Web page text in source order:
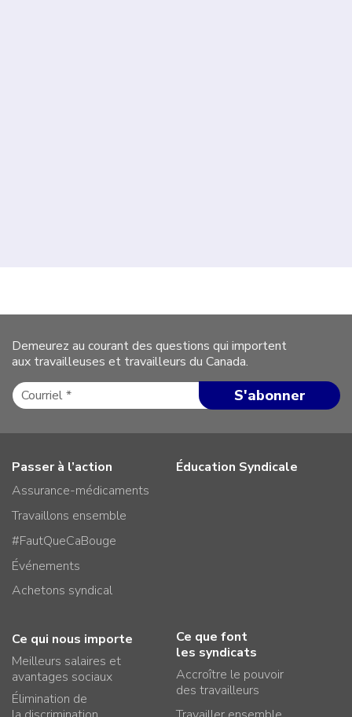
Demeurez au courant des questions qui importent
aux travailleuses et travailleurs du Canada.
Passer à l’action
Assurance-médicaments
Travaillons ensemble
#FautQueCaBouge
Événements
Achetons syndical
Éducation Syndicale
Ce qui nous importe
Meilleurs salaires et
avantages sociaux
Élimination de
Ce que font
les syndicats
Accroître le pouvoir
des travailleurs